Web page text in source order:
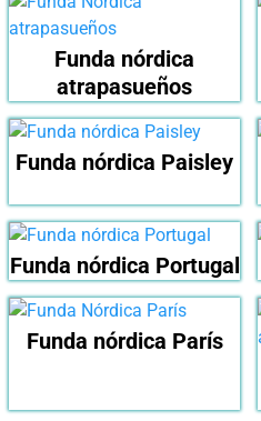
Funda nórdica
atrapasueños
Funda nórdica Paisley
Funda nórdica Portugal
Funda nórdica París